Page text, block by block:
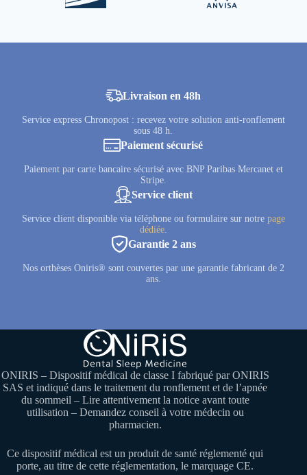
Livraison en 48h
Service express Chronopost : recevez votre solution anti-ronflement
sous 48 h.
Paiement sécurisé
Paiement par carte bancaire sécurisé avec BNP Paribas Mercanet et
Stripe.
Service client
Service client disponible via téléphone ou formulaire sur notre page
dédiée.
Garantie 2 ans
Nos orthèses Oniris® sont couvertes par une garantie fabricant de 2
ans.
ONIRIS – Dispositif médical de classe I fabriqué par ONIRIS
SAS et indiqué dans le traitement du ronflement et de l’apnée
du sommeil – Lire attentivement la notice avant toute
utilisation – Demandez conseil à votre médecin ou
pharmacien.
Ce dispositif médical est un produit de santé réglementé qui
porte, au titre de cette réglementation, le marquage CE.